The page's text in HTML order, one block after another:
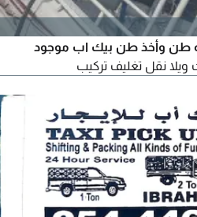
طن وأخذ طن بيك اب موجود
ويلا نقل تغليف تركيب